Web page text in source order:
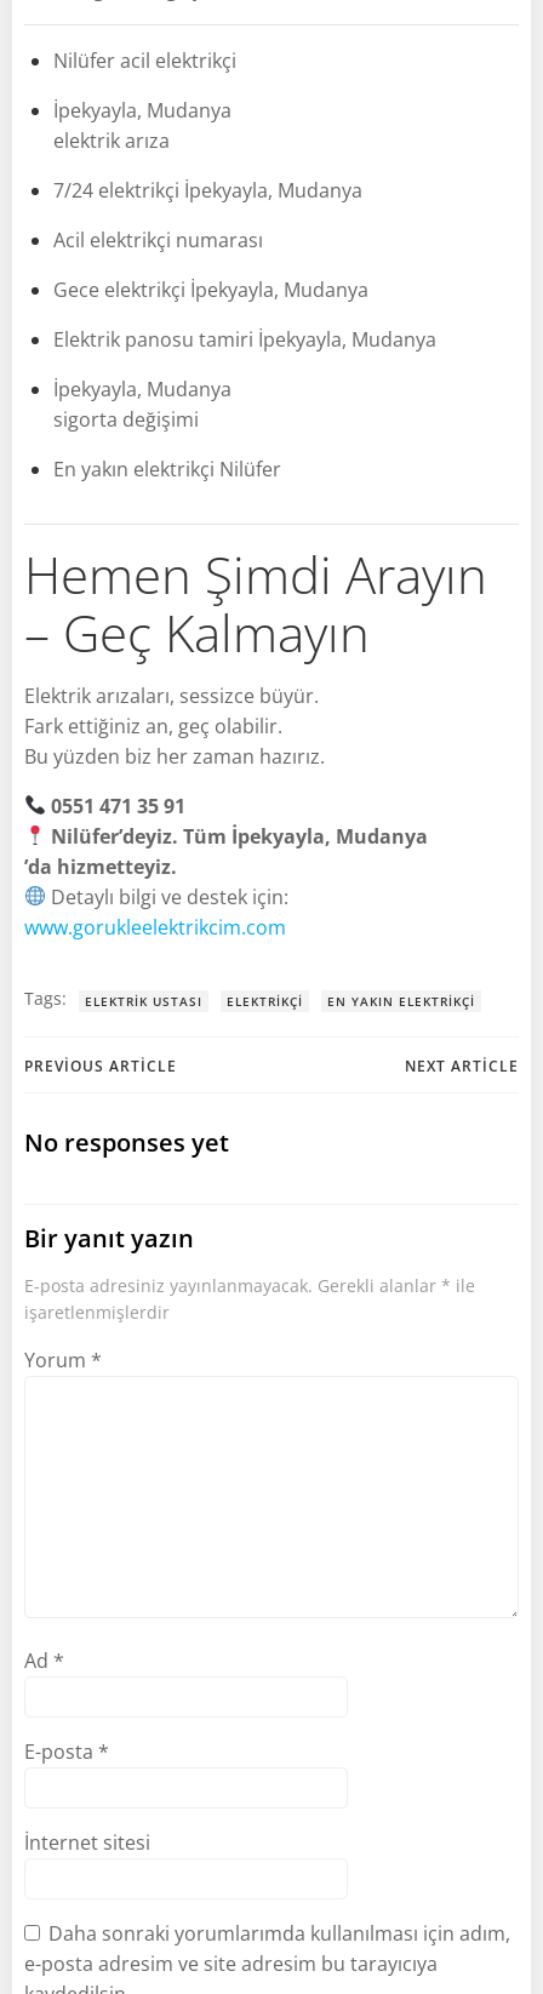
Nilüfer acil elektrikçi
İpekyayla, Mudanya
elektrik arıza
7/24 elektrikçi İpekyayla, Mudanya
Acil elektrikçi numarası
Gece elektrikçi İpekyayla, Mudanya
Elektrik panosu tamiri İpekyayla, Mudanya
İpekyayla, Mudanya
sigorta değişimi
En yakın elektrikçi Nilüfer
Hemen Şimdi Arayın
– Geç Kalmayın
Elektrik arızaları, sessizce büyür.
Fark ettiğiniz an, geç olabilir.
Bu yüzden biz her zaman hazırız.
0551 471 35 91
Nilüfer’deyiz. Tüm İpekyayla, Mudanya
’da hizmetteyiz.
Detaylı bilgi ve destek için:
www.gorukleelektrikcim.com
Tags: ELEKTRIK USTASI ELEKTRIKÇI EN YAKIN ELEKTRIKÇI
Post
navigation
PREVIOUS ARTICLE NEXT ARTICLE
No responses yet
Bir yanıt yazın
E-posta adresiniz yayınlanmayacak. Gerekli alanlar * ile
işaretlenmişlerdir
Yorum *
Ad *
E-posta *
İnternet sitesi
Daha sonraki yorumlarımda kullanılması için adım,
e-posta adresim ve site adresim bu tarayıcıya